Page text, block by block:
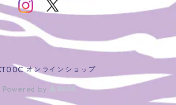
オンラインショップ
Powered by